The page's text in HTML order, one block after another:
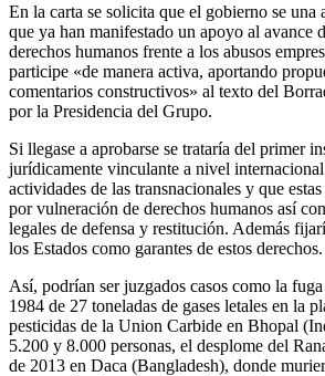
En la carta se solicita que el gobierno se una
que ya han manifestado un apoyo al avance
derechos humanos frente a los abusos
participe «de manera activa, aportando
comentarios constructivos» al texto del
por la Presidencia del Grupo.
Si llegase a aprobarse se trataría del primer
jurídicamente vinculante a nivel
actividades de las transnacionales y que
por vulneración de derechos humanos así
legales de defensa y restitución. Además
los Estados como garantes de estos derechos.
Así, podrían ser juzgados casos como la
1984 de 27 toneladas de gases letales en la
pesticidas de la Union Carbide en Bhopal
5.200 y 8.000 personas, el desplome del
de 2013 en Daca (Bangladesh), donde